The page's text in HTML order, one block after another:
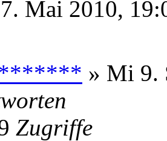
Mai 2010,
» Mi 9.
Zugriffe